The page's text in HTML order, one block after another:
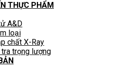
THỰC PHẨM
A&D
loại
chất X-Ray
trọng lượng